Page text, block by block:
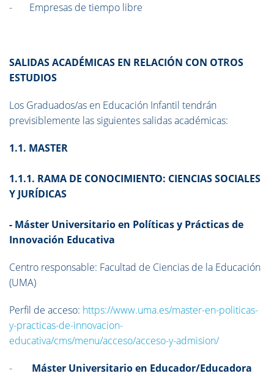
- Empresas de tiempo libre
SALIDAS ACADÉMICAS EN RELACIÓN CON OTROS
ESTUDIOS
Los Graduados/as en Educación Infantil tendrán
previsiblemente las siguientes salidas académicas:
1.1. MASTER
1.1.1. RAMA DE CONOCIMIENTO: CIENCIAS SOCIALES
Y JURÍDICAS
- Máster Universitario en Políticas y Prácticas de
Innovación Educativa
Centro responsable: Facultad de Ciencias de la Educación
(UMA)
Perfil de acceso: https://www.uma.es/master-en-politicas-
y-practicas-de-innovacion-
educativa/cms/menu/acceso/acceso-y-admision/
- Máster Universitario en Educador/Educadora